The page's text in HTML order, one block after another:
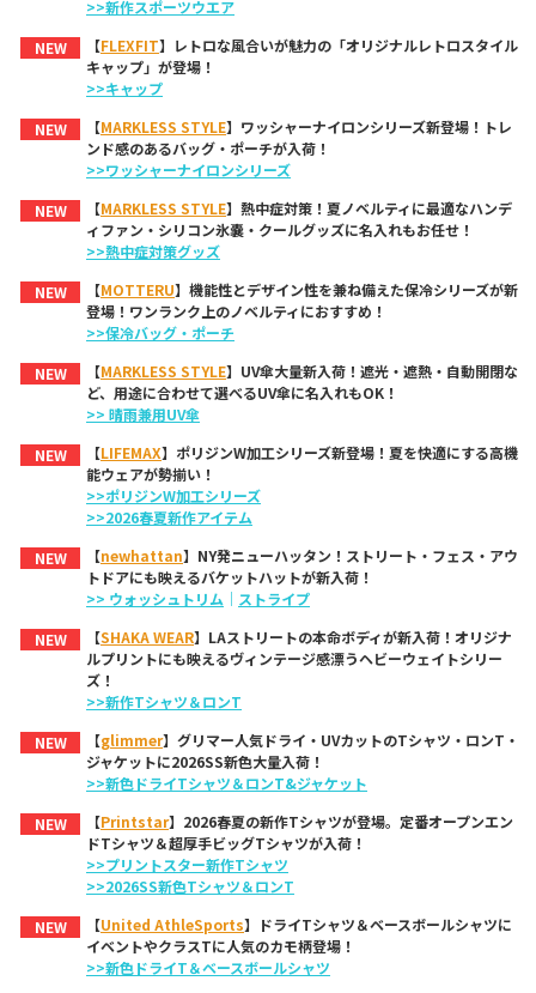
>>新作スポーツウエア
NEW
【FLEXFIT】レトロな風合いが魅力の「オリジナルレトロスタイル
キャップ」が登場！
>>キャップ
NEW
【MARKLESS STYLE】ワッシャーナイロンシリーズ新登場！トレ
ンド感のあるバッグ・ポーチが入荷！
>>ワッシャーナイロンシリーズ
NEW
【MARKLESS STYLE】熱中症対策！夏ノベルティに最適なハンデ
ィファン・シリコン氷嚢・クールグッズに名入れもお任せ！
>>熱中症対策グッズ
NEW
【MOTTERU】機能性とデザイン性を兼ね備えた保冷シリーズが新
登場！ワンランク上のノベルティにおすすめ！
>>保冷バッグ・ポーチ
NEW
【MARKLESS STYLE】UV傘大量新入荷！遮光・遮熱・自動開閉な
ど、用途に合わせて選べるUV傘に名入れもOK！
>> 晴雨兼用UV傘
NEW
【LIFEMAX】ポリジンW加工シリーズ新登場！夏を快適にする高機
能ウェアが勢揃い！
>>ポリジンW加工シリーズ
>>2026春夏新作アイテム
NEW
【newhattan】NY発ニューハッタン！ストリート・フェス・アウ
トドアにも映えるバケットハットが新入荷！
>> ウォッシュトリム ｜ ストライプ
NEW
【SHAKA WEAR】LAストリートの本命ボディが新入荷！オリジナ
ルプリントにも映えるヴィンテージ感漂うヘビーウェイトシリー
ズ！
>>新作Tシャツ＆ロンT
NEW
【glimmer】グリマー人気ドライ・UVカットのTシャツ・ロンT・
ジャケットに2026SS新色大量入荷！
>>新色ドライTシャツ＆ロンT&ジャケット
NEW
【Printstar】2026春夏の新作Tシャツが登場。定番オープンエン
ドTシャツ＆超厚手ビッグTシャツが入荷！
>>プリントスター新作Tシャツ
>>2026SS新色Tシャツ＆ロンT
NEW
【United AthleSports】ドライTシャツ＆ベースボールシャツに
イベントやクラスTに人気のカモ柄登場！
>>新色ドライT＆ベースボールシャツ